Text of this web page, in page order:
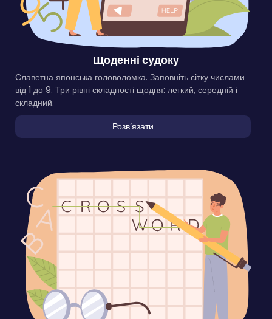
Щоденні судоку
Славетна японська головоломка. Заповніть сітку числами
від 1 до 9. Три рівні складності щодня: легкий, середній і
складний.
Розвʼязати